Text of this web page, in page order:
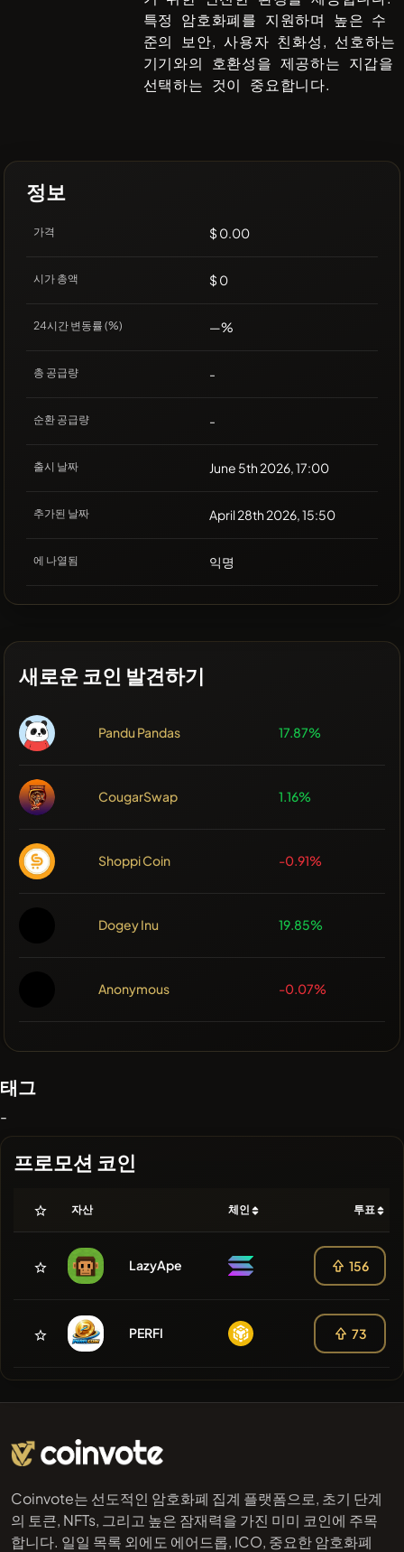
특정 암호화폐를 지원하며 높은 수
준의 보안, 사용자 친화성, 선호하는
기기와의 호환성을 제공하는 지갑을
선택하는 것이 중요합니다.
정보
가격 $ 0.00
시가 총액 $ 0
24시간 변동률 (%) —%
총 공급량 -
순환 공급량 -
출시 날짜 June 5th 2026, 17:00
추가된 날짜 April 28th 2026, 15:50
에 나열됨 익명
새로운 코인 발견하기
Pandu Pandas 17.87%
CougarSwap 1.16%
Shoppi Coin -0.91%
Dogey Inu 19.85%
Anonymous -0.07%
태그
-
프로모션 코인
자산 체인 투표
LazyApe 156
PERFI 73
Coinvote는 선도적인 암호화폐 집계 플랫폼으로, 초기 단계
의 토큰, NFTs, 그리고 높은 잠재력을 가진 미미 코인에 주목
합니다. 일일 목록 외에도 에어드롭, ICO, 중요한 암호화폐